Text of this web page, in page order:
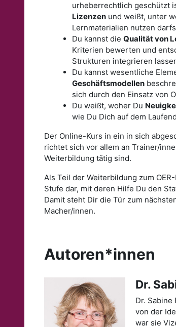
urheberrechtlich geschützt
Lizenzen und weißt, unter
Lernmaterialien nutzen
Du kannst die Qualität von
Kriterien bewerten und
Strukturen integrieren
Du kannst wesentliche
Geschäftsmodellen
sich durch den Einsatz von
Du weißt, woher Du
wie Du Dich auf dem
Der Online-Kurs in ein in sich
richtet sich vor allem an Trainer/
Weiterbildung tätig sind.
Als Teil der Weiterbildung zum
Stufe dar, mit deren Hilfe Du den
Damit steht Dir die Tür zum
Macher/innen.
Autoren*innen
Dr.
Dr.
von der
war sie